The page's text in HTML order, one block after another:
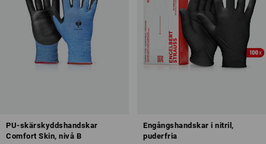
PU-skärskyddshandskar
Comfort Skin, nivå B
Engångshandskar i nitril,
puderfria